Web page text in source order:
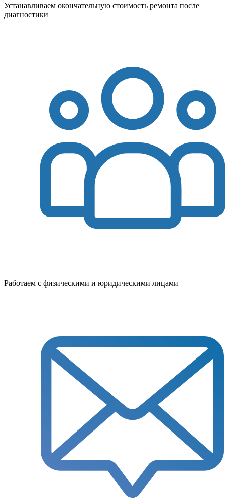
Устанавливаем окончательную стоимость ремонта после
диагностики
Работаем с физическими и юридическими лицами